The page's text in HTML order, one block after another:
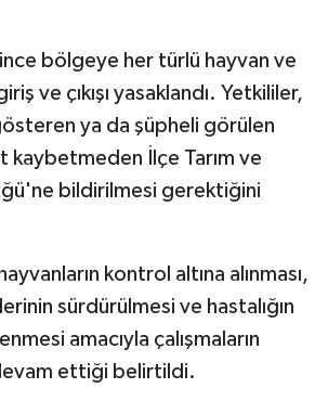
bölgeye her türlü hayvan ve
ve çıkışı yasaklandı. Yetkililer,
ya da şüpheli görülen
kaybetmeden İlçe Tarım ve
bildirilmesi gerektiğini
kontrol altına alınması,
sürdürülmesi ve hastalığın
amacıyla çalışmaların
ettiği belirtildi.